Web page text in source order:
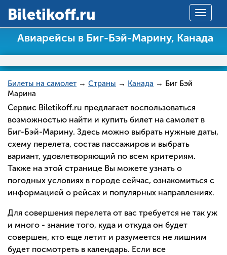
Toggle
Вiletikoff.ru
Авиарейсы в Биг-Бэй-Марину, Канада
Билеты на самолет → Страны → Канада → Биг Бэй
Марина
Сервис Biletikoff.ru предлагает воспользоваться
возможностью найти и купить билет на самолет в
Биг-Бэй-Марину. Здесь можно выбрать нужные даты,
схему перелета, состав пассажиров и выбрать
вариант, удовлетворяющий по всем критериям.
Также на этой странице Вы можете узнать о
погодных условиях в городе сейчас, ознакомиться с
информацией о рейсах и популярных направлениях.
Для совершения перелета от вас требуется не так уж
и много - знание того, куда и откуда он будет
совершен, кто еще летит и разумеется не лишним
будет посмотреть в календарь. Если все